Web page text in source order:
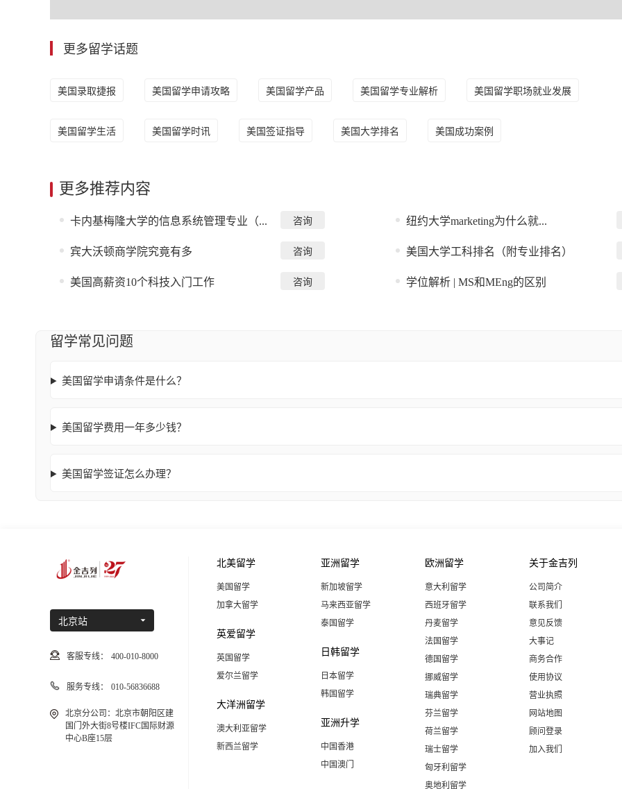
更多留学话题
美国录取捷报 美国留学申请攻略 美国留学产品 美国留学专业解析 美国留学职场就业发展
美国留学生活 美国留学时讯 美国签证指导 美国大学排名 美国成功案例
更多推荐内容
卡内基梅隆大学的信息系统管理专业（... 咨询 纽约大学marketing为什么就...
宾大沃顿商学院究竟有多 咨询 美国大学工科排名（附专业排名）
美国高薪资10个科技入门工作 咨询 学位解析 | MS和MEng的区别
留学常见问题
美国留学申请条件是什么？
美国留学费用一年多少钱？
美国留学签证怎么办理？
北京站
客服专线： 400-010-8000
服务专线： 010-56836688
北京分公司：北京市朝阳区建
国门外大街8号楼IFC国际财源
中心B座15层
北美留学
美国留学
加拿大留学
英爱留学
英国留学
爱尔兰留学
大洋洲留学
澳大利亚留学
新西兰留学
亚洲留学
新加坡留学
马来西亚留学
泰国留学
日韩留学
日本留学
韩国留学
亚洲升学
中国香港
中国澳门
欧洲留学
意大利留学
西班牙留学
丹麦留学
法国留学
德国留学
挪威留学
瑞典留学
芬兰留学
荷兰留学
瑞士留学
匈牙利留学
奥地利留学
关于金吉列
公司简介
联系我们
意见反馈
大事记
商务合作
使用协议
营业执照
网站地图
顾问登录
加入我们